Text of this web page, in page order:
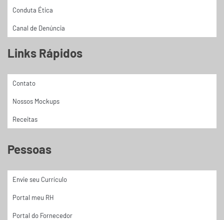
Conduta Ética
Canal de Denúncia
Links Rápidos
Contato
Nossos Mockups
Receitas
Pessoas
Envie seu Currículo
Portal meu RH
Portal do Fornecedor